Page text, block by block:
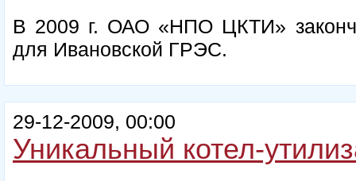
В 2009 г. ОАО «НПО ЦКТИ»
для Ивановской ГРЭС.
29-12-2009, 00:00
Уникальный котел-